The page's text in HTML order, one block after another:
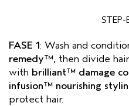
STEP-
FASE 1: Wash and
remedy™, then divide
with brilliant™ damage
infusion™ nourishing
protect hair.